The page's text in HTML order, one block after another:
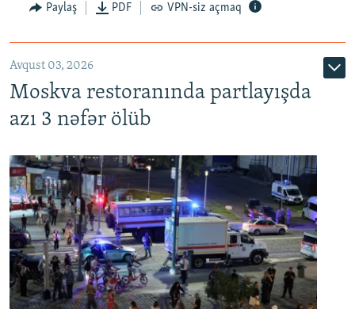
Paylaş PDF VPN-siz açmaq
Avqust 03, 2026
Moskva restoranında partlayışda
azı 3 nəfər ölüb